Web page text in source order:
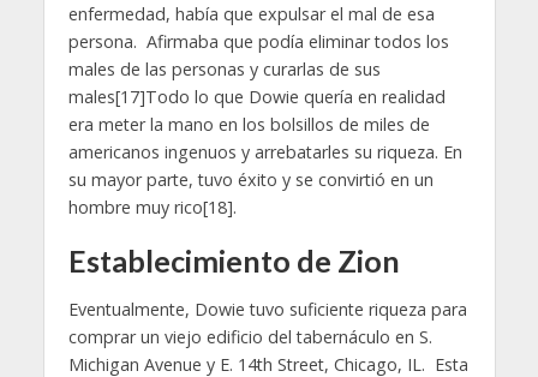
enfermedad, había que expulsar el mal de esa
persona. Afirmaba que podía eliminar todos los
males de las personas y curarlas de sus
males[17]Todo lo que Dowie quería en realidad
era meter la mano en los bolsillos de miles de
americanos ingenuos y arrebatarles su riqueza. En
su mayor parte, tuvo éxito y se convirtió en un
hombre muy rico[18].
Establecimiento de Zion
Eventualmente, Dowie tuvo suficiente riqueza para
comprar un viejo edificio del tabernáculo en S.
Michigan Avenue y E. 14th Street, Chicago, IL. Esta